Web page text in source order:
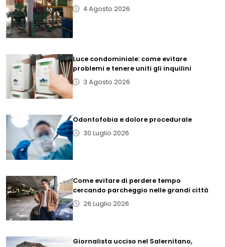
4 Agosto 2026
Luce condominiale: come evitare
problemi e tenere uniti gli inquilini
3 Agosto 2026
Odontofobia e dolore procedurale
30 Luglio 2026
Come evitare di perdere tempo
cercando parcheggio nelle grandi città
26 Luglio 2026
Giornalista ucciso nel Salernitano,